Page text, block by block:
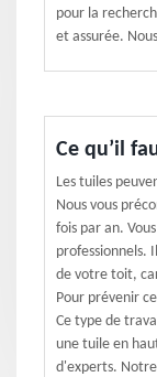
pour la
et assurée.
Ce qu’il
Les tuiles
Nous vous
fois par an.
professionnels.
de votre toit,
Pour prévenir
Ce type de
une tuile en
d'experts.